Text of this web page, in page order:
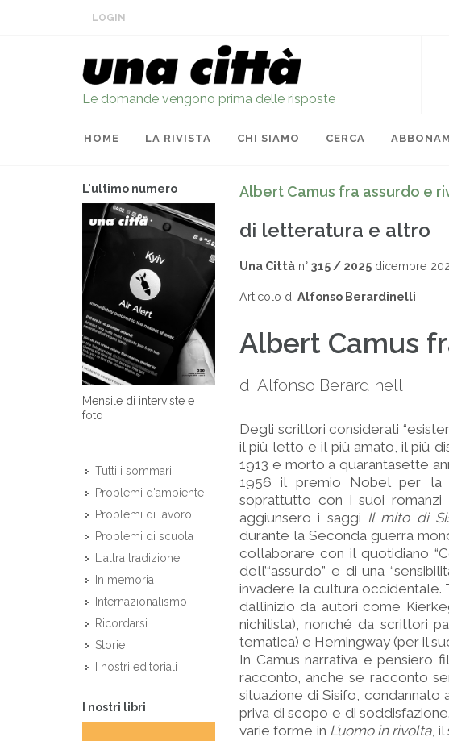
LOGIN
Le domande vengono prima delle risposte
HOME LA RIVISTA CHI SIAMO CERCA
L'ultimo numero
Mensile di interviste e
foto
Tutti i sommari
Problemi d'ambiente
Problemi di lavoro
Problemi di scuola
L'altra tradizione
In memoria
Internazionalismo
Ricordarsi
Storie
I nostri editoriali
I nostri libri
Albert Camus fra assurdo e
di letteratura e altro
Una Città n° 315 / 2025 dicembre
Articolo di Alfonso Berardinelli
Albert Camus
di Alfonso Berardinelli
Degli scrittori considerati
il più letto e il più amato, il più
1913 e morto a quarantasette
1956 il premio Nobel per la
soprattutto con i suoi romanzi
aggiunsero i saggi Il mito di
durante la Seconda guerra
collaborare con il quotidiano
dell’“assurdo” e di una
invadere la cultura occidentale.
dall’inizio da autori come
nichilista), nonché da scrittori
tematica) e Hemingway (per il
In Camus narrativa e pensiero
racconto, anche se racconto
situazione di Sisifo, condannato
priva di scopo e di
varie forme in L’uomo in rivolta, il